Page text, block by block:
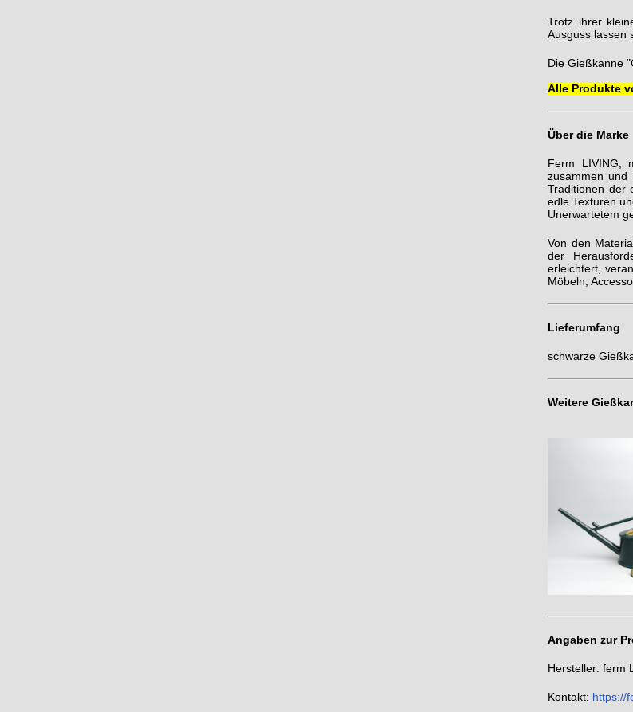
Trotz ihrer
Ausguss lassen
Die Gießkanne
Alle Produkte
Über die Marke
Ferm LIVING,
zusammen und
Traditionen der
edle Texturen
Unerwartetem
Von den
der
erleichtert,
Möbeln,
Lieferumfang
schwarze
Weitere
Angaben zur
Hersteller: ferm
Kontakt: https://